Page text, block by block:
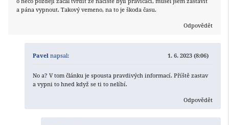
a pána vypnout. Takový vemeno, na to je škoda času.
Odpovědět
Pavel napsal: 1. 6. 2023 (8:06)
No a? V tom článku je spousta pravdivých informací. Příště zastav
a vypni to hned když se ti to nelíbí.
Odpovědět